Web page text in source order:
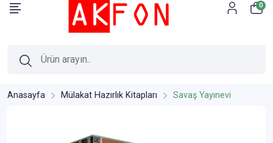
0
Anasayfa Mülakat Hazırlık Kitapları Savaş Yayınevi